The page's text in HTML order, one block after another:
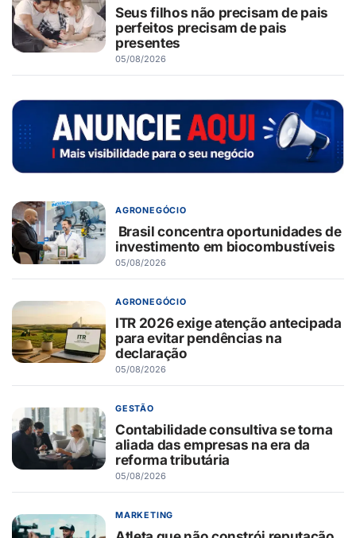
Seus filhos não precisam de pais
perfeitos precisam de pais
presentes
05/08/2026
AGRONEGÓCIO
Brasil concentra oportunidades de
investimento em biocombustíveis
05/08/2026
AGRONEGÓCIO
ITR 2026 exige atenção antecipada
para evitar pendências na
declaração
05/08/2026
GESTÃO
Contabilidade consultiva se torna
aliada das empresas na era da
reforma tributária
05/08/2026
MARKETING